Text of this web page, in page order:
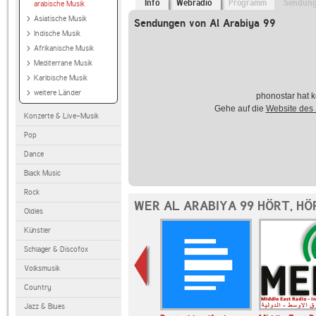
arabische Musik
Asiatische Musik
Indische Musik
Afrikanische Musik
Mediterrane Musik
Karibische Musik
weitere Länder
Konzerte & Live-Musik
Pop
Dance
Black Music
Rock
Oldies
Künstler
Schlager & Discofox
Volksmusik
Country
Jazz & Blues
Info Webradio Programm
Sendungen von Al Arabiya 99
phonostar hat
Gehe auf die Website des
WER AL ARABIYA 99 HÖRT,